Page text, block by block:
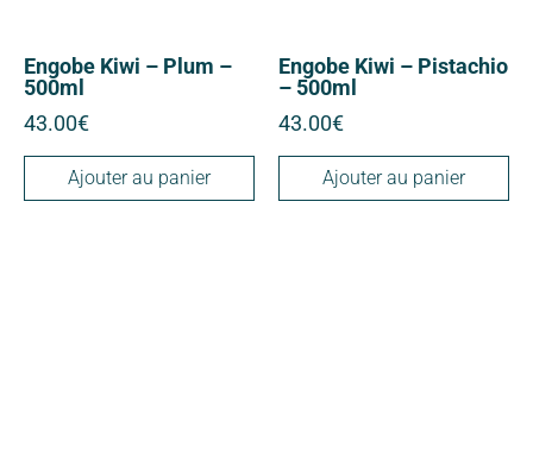
Engobe Kiwi – Plum –
500ml
43.00€
Ajouter au panier
Engobe Kiwi – Pistachio
– 500ml
43.00€
Ajouter au panier